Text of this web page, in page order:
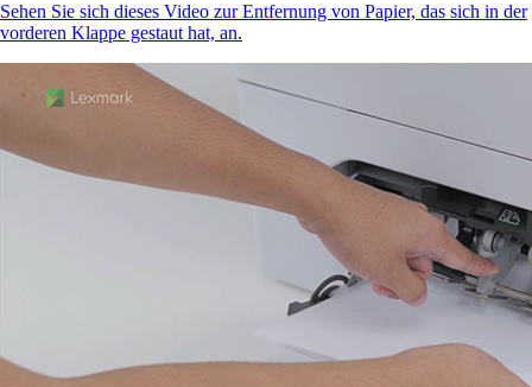
Sehen Sie sich dieses Video zur Entfernung von Papier, das sich in der
vorderen Klappe gestaut hat, an.